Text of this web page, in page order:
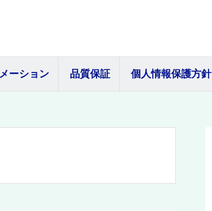
ーション 品質保証 個人情報保護方針